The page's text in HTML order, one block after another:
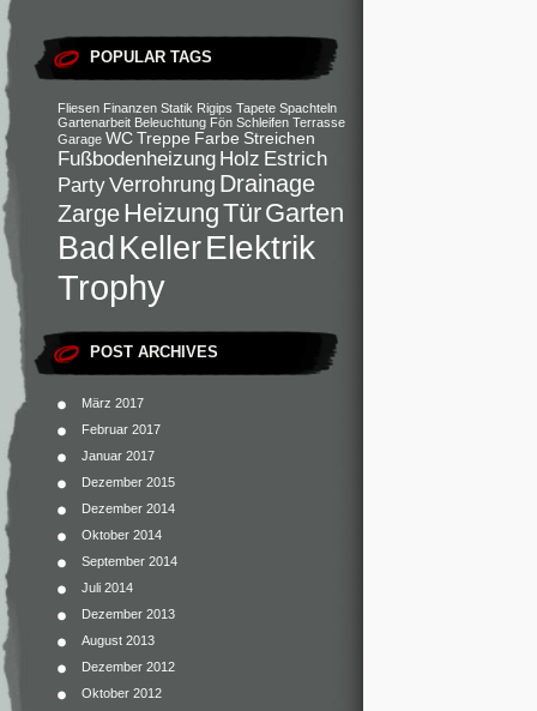
POPULAR TAGS
Fliesen Finanzen Statik Rigips Tapete Spachteln
Gartenarbeit Beleuchtung Fön Schleifen Terrasse
Garage WC Treppe Farbe Streichen
Fußbodenheizung Holz Estrich
PartyVerrohrung Drainage
ZargeHeizungTürGarten
Bad KellerElektrik
Trophy
POST ARCHIVES
März 2017
Februar 2017
Januar 2017
Dezember 2015
Dezember 2014
Oktober 2014
September 2014
Juli 2014
Dezember 2013
August 2013
Dezember 2012
Oktober 2012